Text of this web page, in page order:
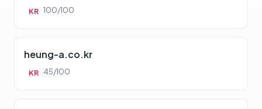
KR 100/100
heung-a.co.kr
KR 45/100